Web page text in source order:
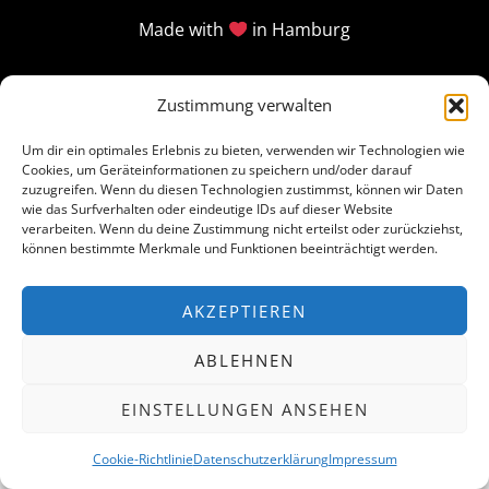
Zustimmung verwalten
Um dir ein optimales Erlebnis zu bieten, verwenden wir Technologien wie
Cookies, um Geräteinformationen zu speichern und/oder darauf
zuzugreifen. Wenn du diesen Technologien zustimmst, können wir Daten
wie das Surfverhalten oder eindeutige IDs auf dieser Website
verarbeiten. Wenn du deine Zustimmung nicht erteilst oder zurückziehst,
können bestimmte Merkmale und Funktionen beeinträchtigt werden.
AKZEPTIEREN
ABLEHNEN
EINSTELLUNGEN ANSEHEN
Cookie-RichtlinieDatenschutzerklärungImpressum
Made with in Hamburg